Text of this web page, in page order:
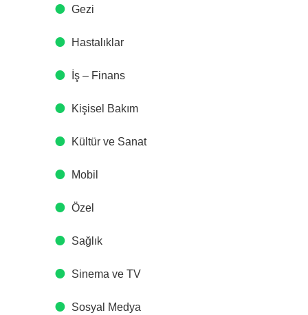
Gezi
Hastalıklar
İş – Finans
Kişisel Bakım
Kültür ve Sanat
Mobil
Özel
Sağlık
Sinema ve TV
Sosyal Medya